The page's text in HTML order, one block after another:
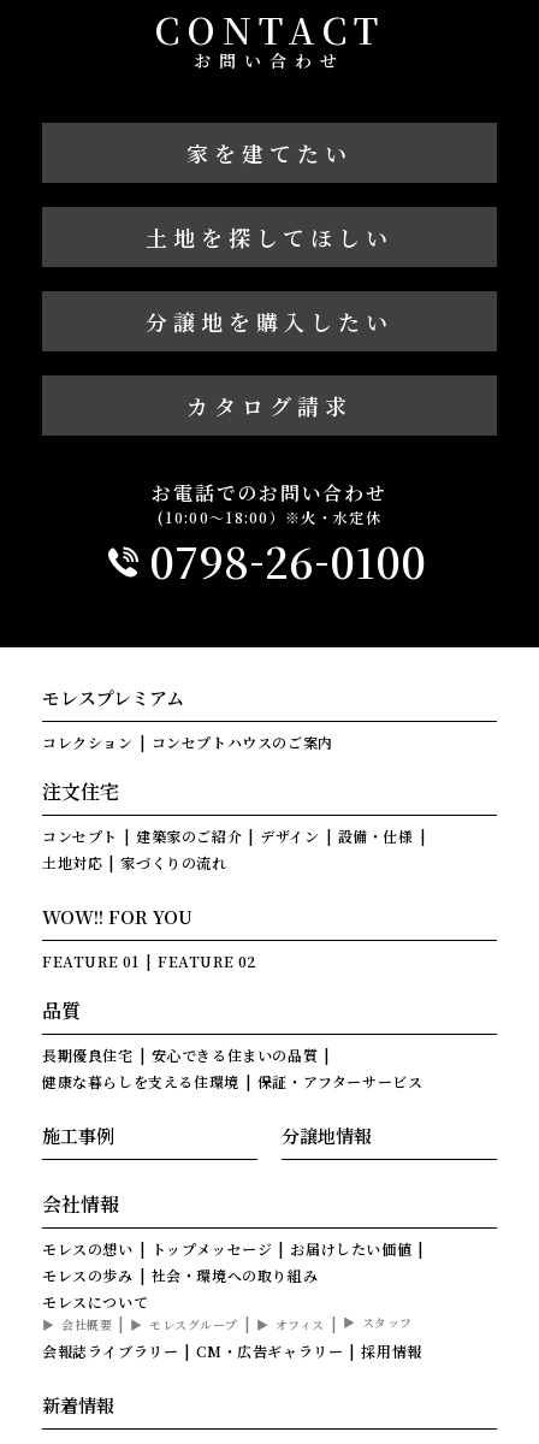
CONTACT
お問い合わせ
家を建てたい
土地を探してほしい
分譲地を購入したい
カタログ請求
お電話でのお問い合わせ
(10:00～18:00）※火・水定休
0798-26-0100
モレスプレミアム
コレクション コンセプトハウスのご案内
注文住宅
コンセプト 建築家のご紹介 デザイン
設備・仕様
土地対応
家づくりの流れ
WOW!! FOR YOU
FEATURE 01 FEATURE 02
品質
長期優良住宅
安心できる住まいの品質
健康な暮らしを支える住環境
保証・アフターサービス
施工事例 分譲地情報
会社情報
モレスの想い トップメッセージ
お届けしたい価値
モレスの歩み
社会・環境への取り組み
モレスについて
会社概要 モレスグループ オフィス スタッフ
会報誌ライブラリー CM・広告ギャラリー 採用情報
新着情報